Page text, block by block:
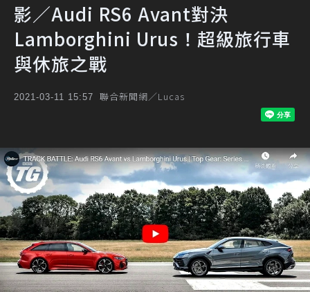
影／Audi RS6 Avant對決
Lamborghini Urus！超級旅行車
與休旅之戰
2021-03-11 15:57 聯合新聞網／Lucas